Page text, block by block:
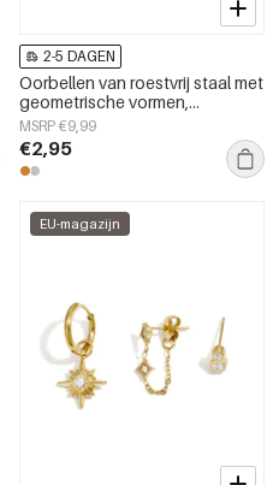
2-5 DAGEN
Oorbellen van roestvrij staal met
geometrische vormen,
eenvoudige en alledaagse
serie, damessieraden
MSRP €9,99
€2,95
EU-magazijn